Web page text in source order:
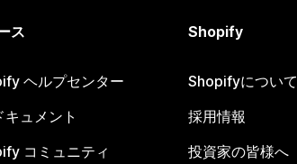
ス
ヘルプセンター
キュメント
コミュニティ
Shopify
Shopifyについて
採用情報
投資家の皆様へ